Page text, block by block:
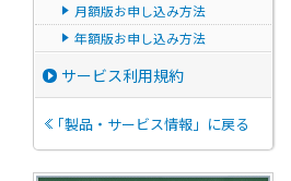
月額版お申し込み方法
年額版お申し込み方法
サービス利用規約
「製品・サービス情報」に戻る